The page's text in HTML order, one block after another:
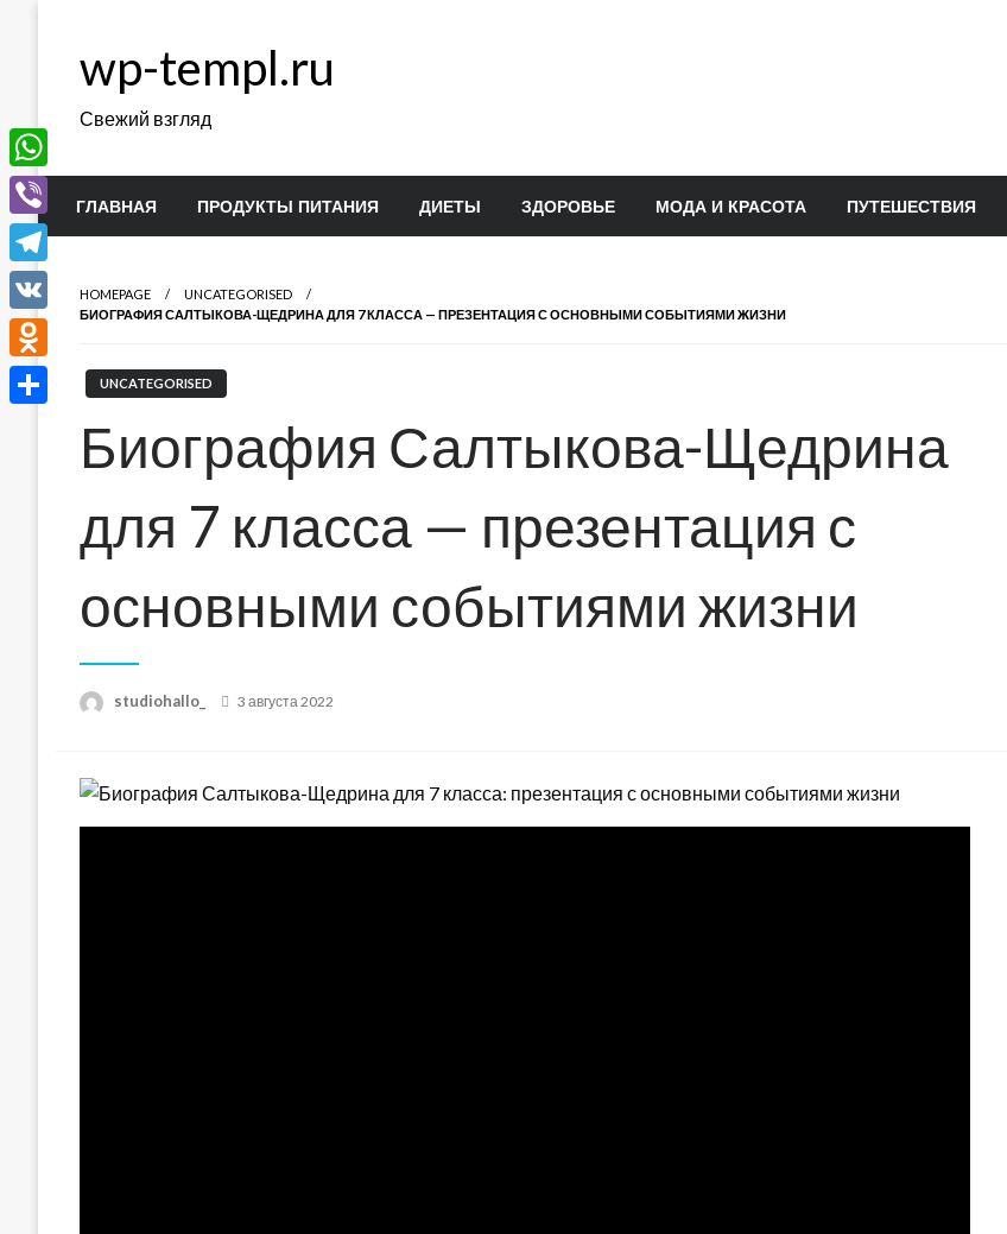
содержимомуwp-templ.ru
Свежий взгляд
ГЛАВНАЯ ПРОДУКТЫ ПИТАНИЯ ДИЕТЫ ЗДОРОВЬЕ МОДА И КРАСОТА ПУТЕШЕСТВИЯ
HOMEPAGE
UNCATEGORISED
БИОГРАФИЯ САЛТЫКОВА-ЩЕДРИНА ДЛЯ 7 КЛАССА — ПРЕЗЕНТАЦИЯ С ОСНОВНЫМИ СОБЫТИЯМИ ЖИЗНИ
UNCATEGORISED
Биография Салтыкова-Щедрина
для 7 класса — презентация с
основными событиями жизни
studiohallo_
Posted
3 августа 2022
WhatsApp
Viber
Telegram
VK
Odnoklassniki